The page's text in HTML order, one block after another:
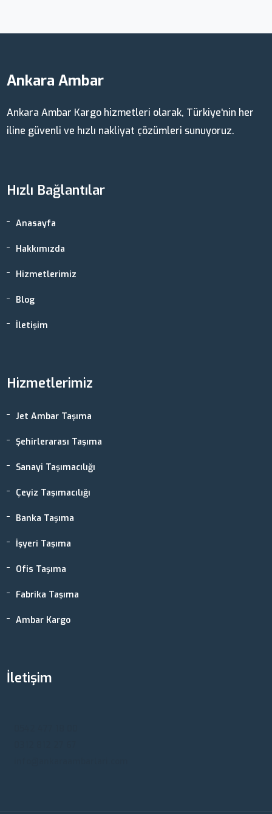
Ankara Ambar
Ankara Ambar Kargo hizmetleri olarak, Türkiye'nin her
iline güvenli ve hızlı nakliyat çözümleri sunuyoruz.
Hızlı Bağlantılar
Anasayfa
Hakkımızda
Hizmetlerimiz
Blog
İletişim
Hizmetlerimiz
Jet Ambar Taşıma
Şehirlerarası Taşıma
Sanayi Taşımacılığı
Çeyiz Taşımacılığı
Banka Taşıma
İşyeri Taşıma
Ofis Taşıma
Fabrika Taşıma
Ambar Kargo
İletişim